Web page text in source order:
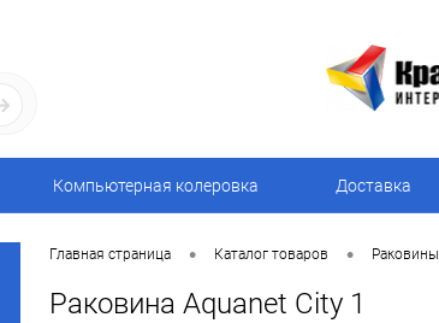
Компьютерная колеровка Доставка
Главная страница • Каталог товаров • Раковины
Раковина Aquanet City 1